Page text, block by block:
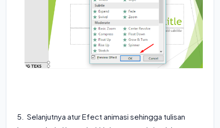
5. Selanjutnya atur Efect animasi sehingga tulisan